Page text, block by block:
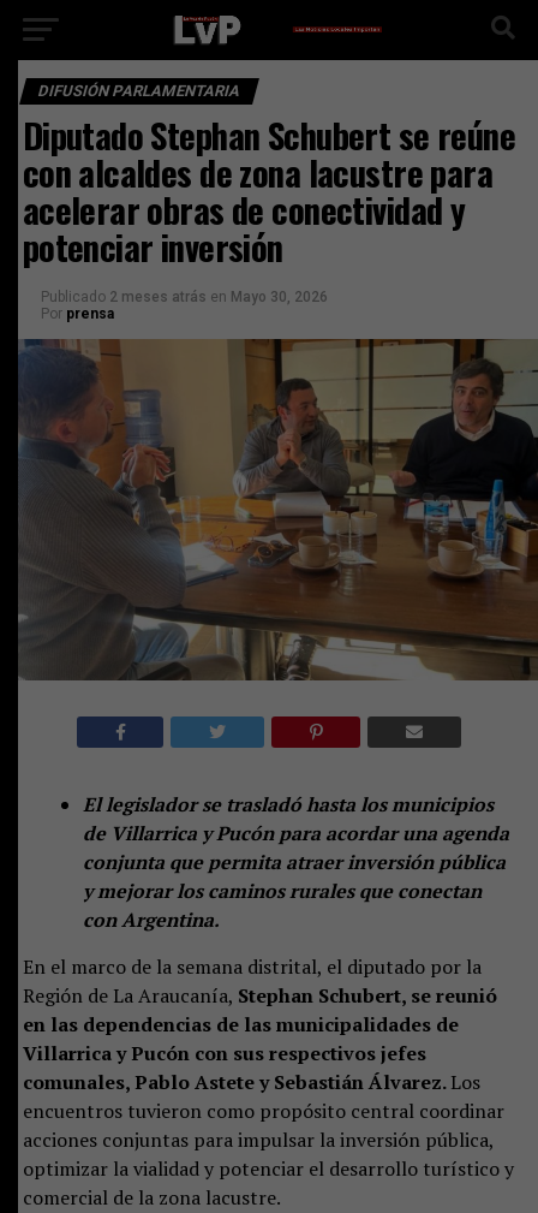
DIFUSIÓN PARLAMENTARIA
Diputado Stephan Schubert se reúne
con alcaldes de zona lacustre para
acelerar obras de conectividad y
potenciar inversión
Publicado 2 meses atrás en Mayo 30, 2026
Por prensa
El legislador se trasladó hasta los municipios
de Villarrica y Pucón para acordar una agenda
conjunta que permita atraer inversión pública
y mejorar los caminos rurales que conectan
con Argentina.
En el marco de la semana distrital, el diputado por la
Región de La Araucanía, Stephan Schubert, se reunió
en las dependencias de las municipalidades de
Villarrica y Pucón con sus respectivos jefes
comunales, Pablo Astete y Sebastián Álvarez.Los
encuentros tuvieron como propósito central coordinar
acciones conjuntas para impulsar la inversión pública,
optimizar la vialidad y potenciar el desarrollo turístico y
comercial de la zona lacustre.